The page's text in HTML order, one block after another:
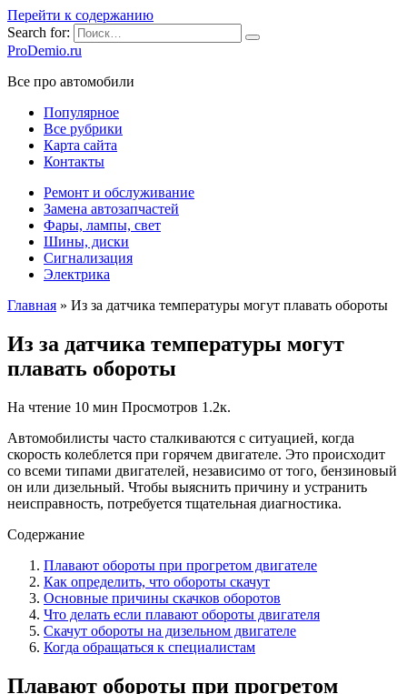
Перейти к содержанию
Search for:
ProDemio.ru
Все про автомобили
Популярное
Все рубрики
Карта сайта
Контакты
Ремонт и обслуживание
Замена автозапчастей
Фары, лампы, свет
Шины, диски
Сигнализация
Электрика
Главная » Из за датчика температуры могут плавать обороты
Из за датчика температуры могут
плавать обороты
На чтение 10 мин Просмотров 1.2к.
Автомобилисты часто сталкиваются с ситуацией, когда
скорость колеблется при горячем двигателе. Это происходит
со всеми типами двигателей, независимо от того, бензиновый
он или дизельный. Чтобы выяснить причину и устранить
неисправность, потребуется тщательная диагностика.
Содержание
Плавают обороты при прогретом двигателе
Как определить, что обороты скачут
Основные причины скачков оборотов
Что делать если плавают обороты двигателя
Скачут обороты на дизельном двигателе
Когда обращаться к специалистам
Плавают обороты при прогретом